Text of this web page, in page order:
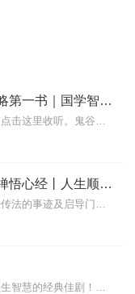
鬼谷子智慧宝典：中国谋略第一书｜国学智慧每天必修课
鬼谷子第二部升级加强版上线，点击这里收听。鬼谷子第三部之最终章-终极智慧版已上线，点击这里收听。【通古论今的计谋宝典搞定人际关系的实用指南】【了解人性了解...
解读六祖坛经智慧宝典丨禅悟心经丨人生顺达 释放焦虑
《六祖坛经》记载惠能一生得法传法的事迹及启导门徒的言教，只言片语都蕴藏无穷智慧，任何人都能从中获益，因为六祖总能用一语点醒梦中人的独特方法，让你顿悟人生的本来面...
《天道》一部极具哲学思维和人生智慧的经典佳剧！所谓的文化属性，即是认知力。强势文化即是对事物的客观认知力，弱势文化即是对事物的主观认知。认知不同结果自然不同。所...